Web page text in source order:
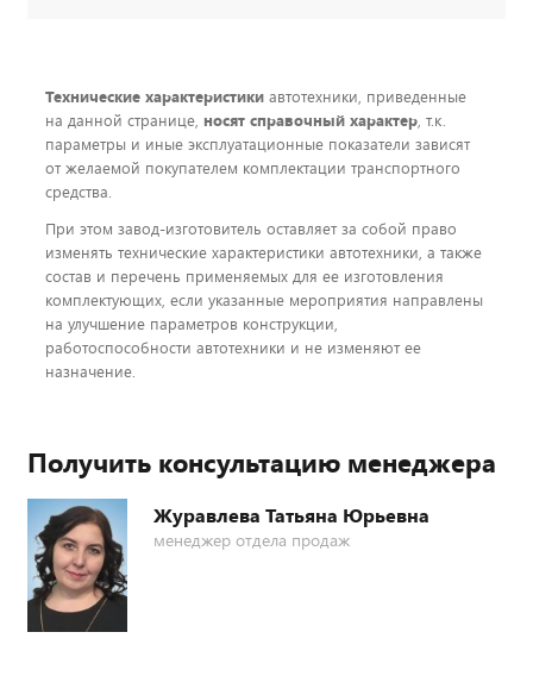
Технические характеристики автотехники, приведенные
на данной странице, носят справочный характер, т.к.
параметры и иные эксплуатационные показатели зависят
от желаемой покупателем комплектации транспортного
средства.
При этом завод-изготовитель оставляет за собой право
изменять технические характеристики автотехники, а также
состав и перечень применяемых для ее изготовления
комплектующих, если указанные мероприятия направлены
на улучшение параметров конструкции,
работоспособности автотехники и не изменяют ее
назначение.
Получить консультацию менеджера
Журавлева Татьяна Юрьевна
менеджер отдела продаж